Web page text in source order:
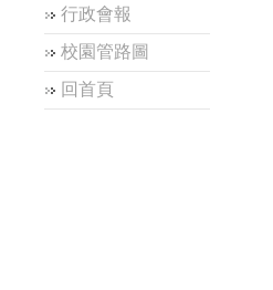
行政會報
校園管路圖
回首頁